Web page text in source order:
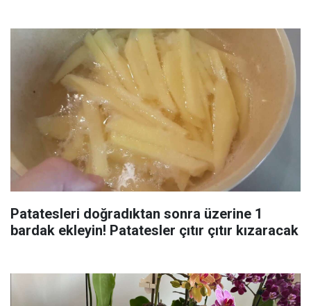
Patatesleri doğradıktan sonra üzerine 1
bardak ekleyin! Patatesler çıtır çıtır kızaracak